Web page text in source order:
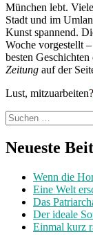
mit
München lebt.
Stadt und im
Kunst spannend.
Woche vorgestellt
besten
Zeitung auf der
Lust, mitzuarbeiten?
Suchen
nach:
Neueste
Wenn die
Eine Welt
Das
Der ideale
Einmal kurz